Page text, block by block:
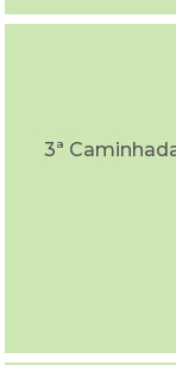
3ª